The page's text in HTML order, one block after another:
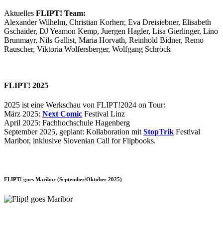
Aktuelles FLIPT! Team:
Alexander Wilhelm, Christian Korherr, Eva Dreisiebner, Elisabeth
Gschaider, DJ Yeamon Kemp, Juergen Hagler, Lisa Gierlinger, Lino
Brunmayr, Nils Gallist, Maria Horvath, Reinhold Bidner, Remo
Rauscher, Viktoria Wolfersberger, Wolfgang Schröck
FLIPT! 2025
2025 ist eine Werkschau von FLIPT!2024 on Tour:
März 2025: Next Comic Festival Linz
April 2025: Fachhochschule Hagenberg
September 2025, geplant: Kollaboration mitStopTrik Festival
Maribor, inklusive Slovenian Call for Flipbooks.
FLIPT! goes Maribor (September/Oktober 2025)